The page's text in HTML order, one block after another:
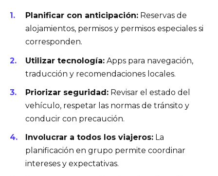
Planificar con anticipación: Reservas de
alojamientos, permisos y permisos especiales si
corresponden.
Utilizar tecnología: Apps para navegación,
traducción y recomendaciones locales.
Priorizar seguridad: Revisar el estado del
vehículo, respetar las normas de tránsito y
conducir con precaución.
Involucrar a todos los viajeros: La
planificación en grupo permite coordinar
intereses y expectativas.